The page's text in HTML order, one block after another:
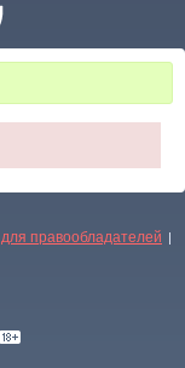
для правообладателей |